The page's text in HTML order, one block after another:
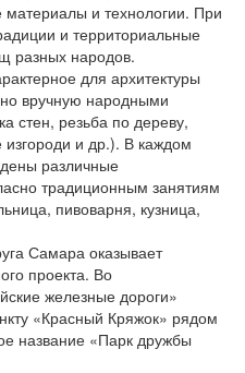
материалы и технологии. При
и территориальные
разных народов.
для архитектуры
вручную народными
стен, резьба по дереву,
изгороди и др.). В каждом
различные
традиционным занятиям
пивоварня, кузница,
Самара оказывает
проекта. Во
железные дороги»
«Красный Кряжок» рядом
название «Парк дружбы